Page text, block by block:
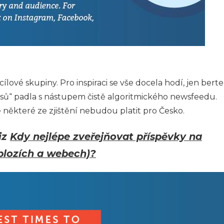
skupiny. Pro inspiraci se vše docela hodí, jen berte
padla s nástupem čistě algoritmického newsfeedu.
některé ze zjištění nebudou platit pro Česko.
Kdy nejlépe zveřejňovat příspěvky na
a webech)?